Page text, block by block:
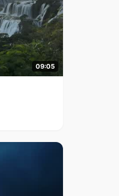
09:05